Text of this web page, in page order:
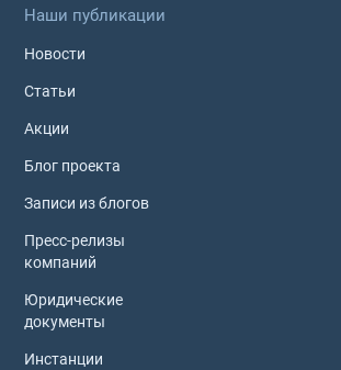
Наши публикации
Новости
Статьи
Акции
Блог проекта
Записи из блогов
Пресс-релизы
компаний
Юридические
документы
Инстанции